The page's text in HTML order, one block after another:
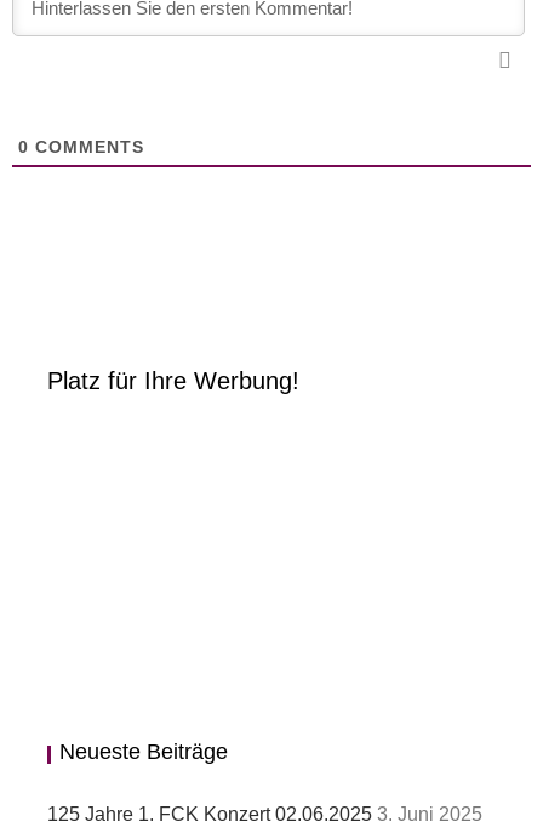
0 COMMENTS
Platz für Ihre Werbung!
Neueste Beiträge
125 Jahre 1. FCK Konzert 02.06.2025 3. Juni 2025